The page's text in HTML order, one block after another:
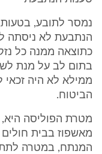
נמסר לתובע,
הנתבעת לא ניסתה
כתוצאה ממנה כל
בתום לב על מנת
ממילא לא היה
הביטוח.
מטרת הפוליסה
מאשפוז בבית
המנתח, במטרה לתת